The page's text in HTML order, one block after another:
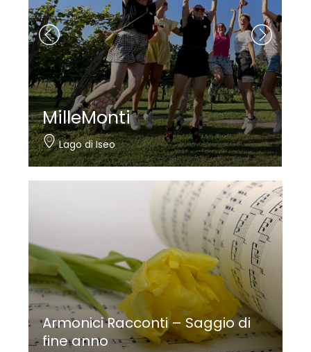
MilleMonti
Lago di Iseo
Armonici Racconti – Saggio di
fine anno